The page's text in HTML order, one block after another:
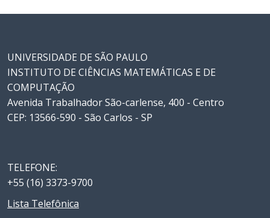
UNIVERSIDADE DE SÃO PAULO
INSTITUTO DE CIÊNCIAS MATEMÁTICAS E DE
COMPUTAÇÃO
Avenida Trabalhador São-carlense, 400 - Centro
CEP: 13566-590 - São Carlos - SP
TELEFONE:
+55 (16) 3373-9700
Lista Telefônica